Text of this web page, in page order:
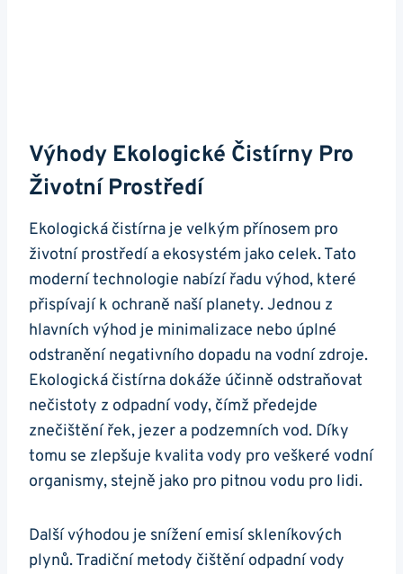
Výhody Ekologické Čistírny Pro
Životní Prostředí
Ekologická čistírna je velkým přínosem pro
životní prostředí a ekosystém jako celek. Tato
moderní technologie nabízí řadu výhod, které
přispívají k ochraně naší planety. Jednou z
hlavních výhod je minimalizace nebo úplné
odstranění negativního dopadu na vodní zdroje.
Ekologická čistírna dokáže účinně odstraňovat
nečistoty z odpadní vody, čímž předejde
znečištění řek, jezer a podzemních vod. Díky
tomu se zlepšuje kvalita vody pro veškeré vodní
organismy, stejně jako pro pitnou vodu pro lidi.
Další výhodou je snížení emisí skleníkových
plynů. Tradiční metody čištění odpadní vody